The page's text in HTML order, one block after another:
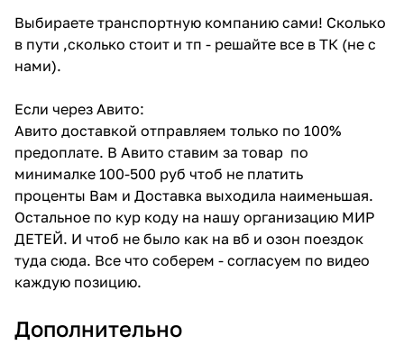
Выбираете транспортную компанию сами! Сколько
в пути ,сколько стоит и тп - решайте все в ТК (не с
нами).
Если через Авито:
Авито доставкой отправляем только по 100%
предоплате. В Авито ставим за товар по
минималке 100-500 руб чтоб не платить
проценты Вам и Доставка выходила наименьшая.
Остальное по кур коду на нашу организацию МИР
ДЕТЕЙ. И чтоб не было как на вб и озон поездок
туда сюда. Все что соберем - согласуем по видео
каждую позицию.
Дополнительно